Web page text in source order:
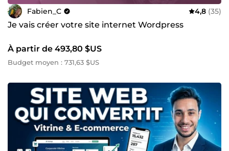
Fabien_C 4,8 (35)
Je vais créer votre site internet Wordpress
À partir de 493,80 $US
Budget moyen : 731,63 $US